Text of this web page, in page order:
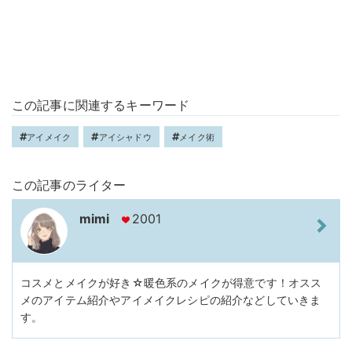
この記事に関連するキーワード
アイメイク アイシャドウ メイク術
この記事のライター
mimi 2001
コスメとメイクが好き☆暖色系のメイクが得意です！オスス
メのアイテム紹介やアイメイクレシピの紹介などしていきま
す。